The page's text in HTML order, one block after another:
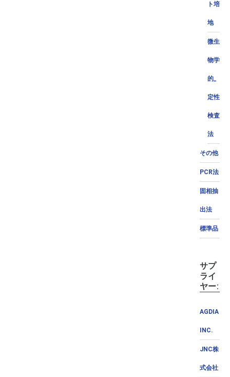
ト培
地
微生
物学
的_
定性
検査
法
その他
PCR法
固相抽
出法
標準品
サプ
ライ
ヤー:
AGDIA
INC.
JNC株
式会社